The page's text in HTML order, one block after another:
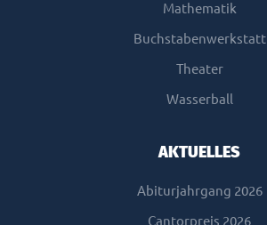
Mathematik
Buchstabenwerkstatt
Theater
Wasserball
AKTUELLES
Abiturjahrgang 2026
Cantorpreis 2026